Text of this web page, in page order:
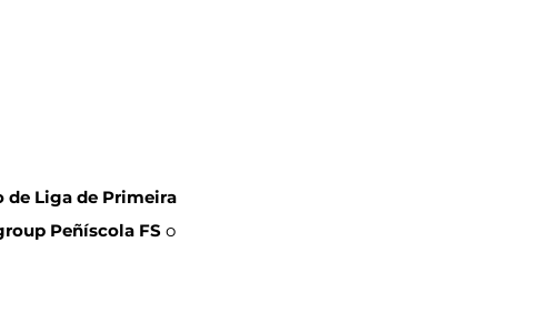
de Liga de Primeira
Peñíscola FS o